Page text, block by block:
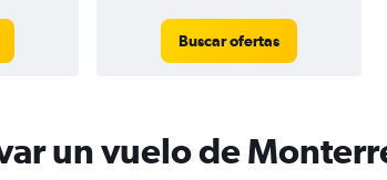
Buscar ofertas
un vuelo de